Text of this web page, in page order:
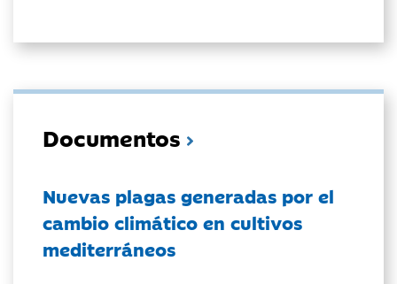
Documentos
Nuevas plagas generadas por el
cambio climático en cultivos
mediterráneos